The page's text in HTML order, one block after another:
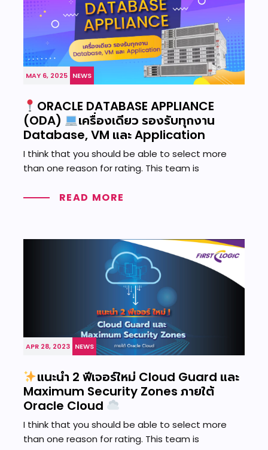
MAY 6, 2025 NEWS
ORACLE DATABASE APPLIANCE
(ODA)
เครื่องเดียว รองรับทุกงาน
Database, VM และ Application
I think that you should be able to select more
than one reason for rating. This team is
READ MORE
APR 28, 2023 NEWS
แนะนำ 2 ฟีเจอร์ใหม่ Cloud Guard และ
Maximum Security Zones ภายใต้
Oracle Cloud
I think that you should be able to select more
than one reason for rating. This team is